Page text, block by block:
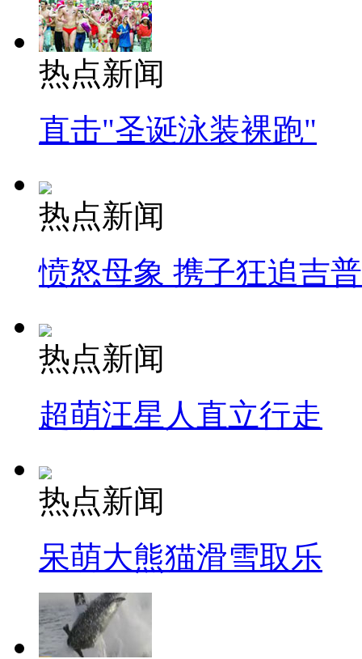
热点新闻
直击"圣诞泳装裸跑"
热点新闻
愤怒母象 携子狂追吉
热点新闻
超萌汪星人直立行走
热点新闻
呆萌大熊猫滑雪取乐